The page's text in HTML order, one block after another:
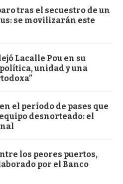
tras el secuestro de un
se movilizarán este
Lacalle Pou en su
unidad y una
el período de pases que
desnorteado: el
los peores puertos,
por el Banco